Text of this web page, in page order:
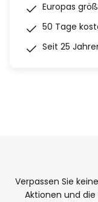
Europas
50 Tage
Seit 25
Verpassen Sie
Aktionen und